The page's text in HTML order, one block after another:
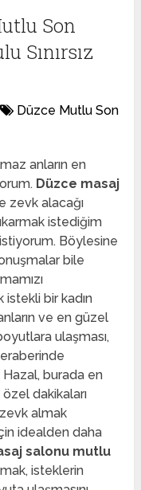
Son
Sınırsız
Düzce Mutlu Son
anların en
Düzce masaj
zevk alacağı
istediğim
Böylesine
bile
bir kadın
ve en güzel
ulaşması,
burada en
dakikaları
almak
idealden daha
salonu mutlu
isteklerin